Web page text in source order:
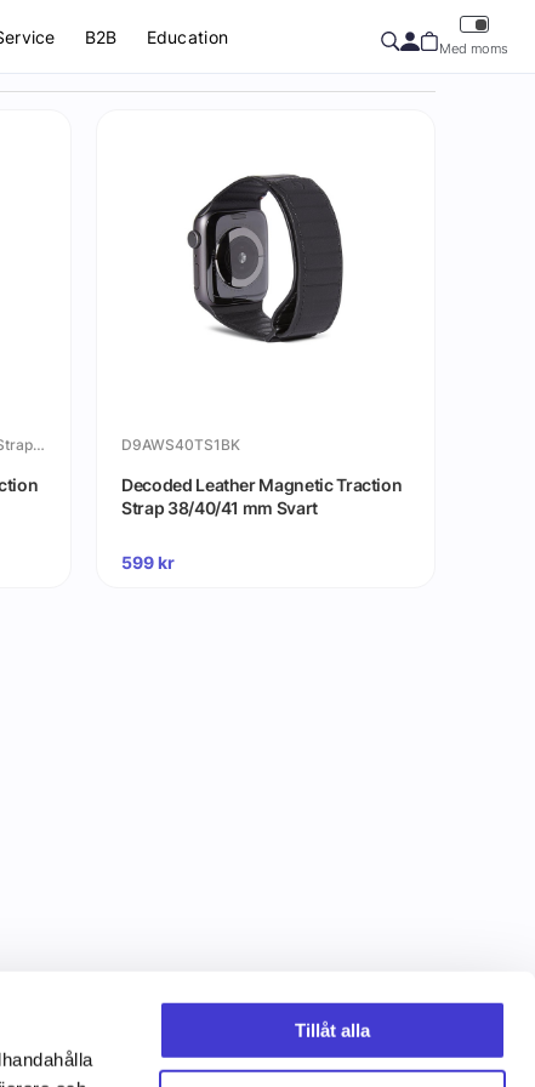
Tillåt alla
B2B Education
Med moms
DecodedLeatherMagneticTractionStrapBlack D9AWS40TS1BK
Decoded Leather Magnetic Traction
Strap 38/40/41 mm Svart
599kr